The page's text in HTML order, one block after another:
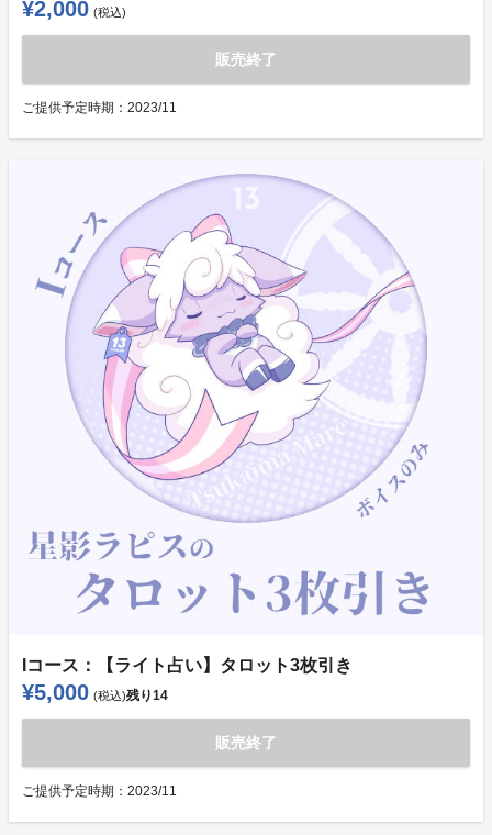
¥2,000 (税込)
販売終了
ご提供予定時期： 2023/11
Iコース：【ライト占い】タロット3枚引き
¥5,000 (税込)残り14
販売終了
ご提供予定時期： 2023/11